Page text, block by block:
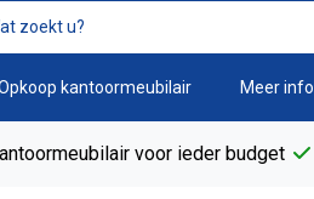
kantoormeubilair Meer info
voor ieder budget